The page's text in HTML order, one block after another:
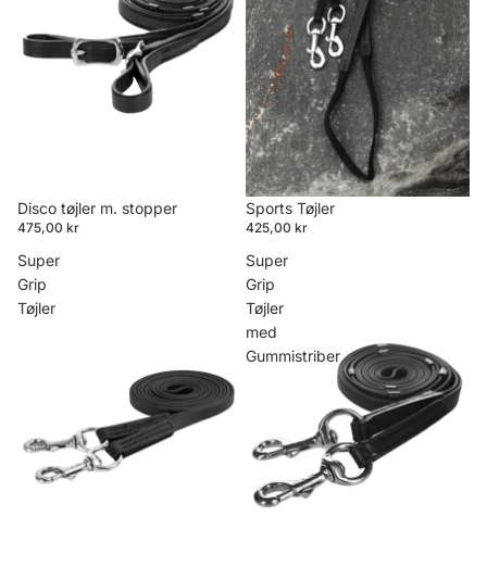
Disco tøjler m. stopper
475,00 kr
Sports Tøjler
425,00 kr
Super
Grip
Tøjler
Super
Grip
Tøjler
med
Gummistriber